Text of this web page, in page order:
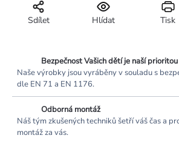
Tisk
Hlídat
Sdílet
Bezpečnost Vašich dětí je naší prioritou
Naše výrobky jsou vyráběny v souladu s
dle EN 71 a EN 1176.
Odborná montáž
Náš tým zkušených techniků šetří váš čas a
montáž za vás.